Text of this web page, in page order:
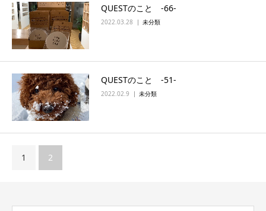
QUESTのこと ‐66‐
2022.03.28 未分類
QUESTのこと ‐51‐
2022.02.9 未分類
1 2